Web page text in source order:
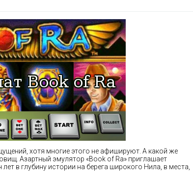
хотя многие этого не афишируют. А какой же
Азартный эмулятор «Book of Ra» приглашает
в глубину истории на берега широкого Нила, в места,